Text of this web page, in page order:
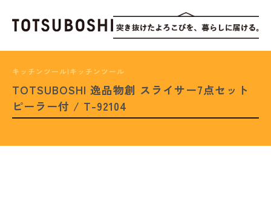
キッチンツール|キッチンツール
TOTSUBOSHI 逸品物創 スライサー7点セット
ピーラー付 / T-92104